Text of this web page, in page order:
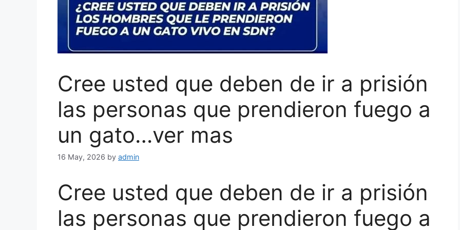
Cree usted que deben de ir a prisión
las personas que prendieron fuego a
un gato…ver mas
16 May, 2026 by admin
Cree usted que deben de ir a prisión
las personas que prendieron fuego a